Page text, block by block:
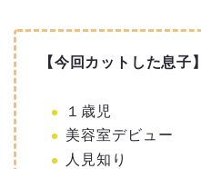
【今回カットした息子】
１歳児
美容室デビュー
人見知り